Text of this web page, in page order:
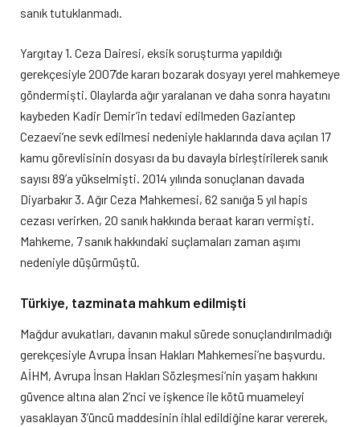
sanık tutuklanmadı.
Yargıtay 1. Ceza Dairesi, eksik soruşturma yapıldığı
gerekçesiyle 2007’de kararı bozarak dosyayı yerel mahkemeye
göndermişti. Olaylarda ağır yaralanan ve daha sonra hayatını
kaybeden Kadir Demir’in tedavi edilmeden Gaziantep
Cezaevi’ne sevk edilmesi nedeniyle haklarında dava açılan 17
kamu görevlisinin dosyası da bu davayla birleştirilerek sanık
sayısı 89’a yükselmişti. 2014 yılında sonuçlanan davada
Diyarbakır 3. Ağır Ceza Mahkemesi, 62 sanığa 5 yıl hapis
cezası verirken, 20 sanık hakkında beraat kararı vermişti.
Mahkeme, 7 sanık hakkındaki suçlamaları zaman aşımı
nedeniyle düşürmüştü.
Türkiye, tazminata mahkum edilmişti
Mağdur avukatları, davanın makul sürede sonuçlandırılmadığı
gerekçesiyle Avrupa İnsan Hakları Mahkemesi’ne başvurdu.
AİHM, Avrupa İnsan Hakları Sözleşmesi’nin yaşam hakkını
güvence altına alan 2’nci ve işkence ile kötü muameleyi
yasaklayan 3’üncü maddesinin ihlal edildiğine karar vererek,